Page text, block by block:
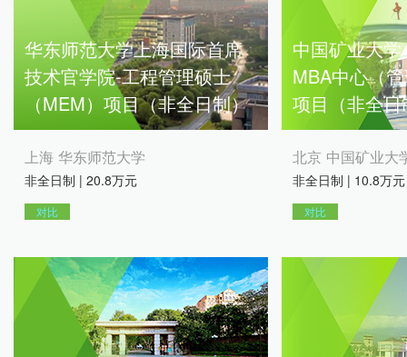
华东师范大学上海国际首席
技术官学院-工程管理硕士
（MEM）项目（非全日制）
上海 华东师范大学
非全日制 | 20.8万元
对比
中国矿业大
MBA中心（
项目（非全日
北京 中国矿业大
非全日制 | 10.8万元
对比